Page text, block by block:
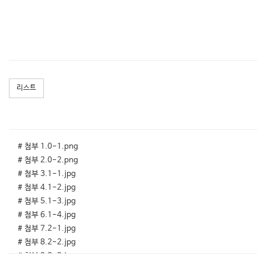
리스트
# 첨부 1.0-1.png
# 첨부 2.0-2.png
# 첨부 3.1-1.jpg
# 첨부 4.1-2.jpg
# 첨부 5.1-3.jpg
# 첨부 6.1-4.jpg
# 첨부 7.2-1.jpg
# 첨부 8.2-2.jpg
# 첨부 9.2-3.jpg